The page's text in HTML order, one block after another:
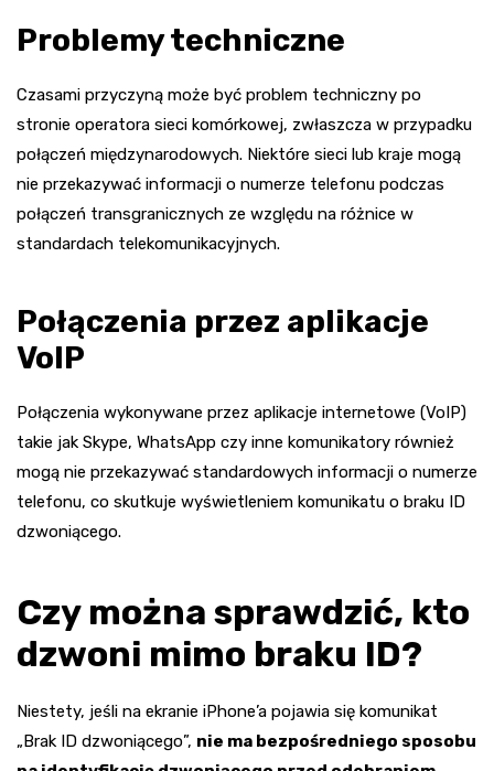
Problemy techniczne
Czasami przyczyną może być problem techniczny po
stronie operatora sieci komórkowej, zwłaszcza w przypadku
połączeń międzynarodowych. Niektóre sieci lub kraje mogą
nie przekazywać informacji o numerze telefonu podczas
połączeń transgranicznych ze względu na różnice w
standardach telekomunikacyjnych.
Połączenia przez aplikacje
VoIP
Połączenia wykonywane przez aplikacje internetowe (VoIP)
takie jak Skype, WhatsApp czy inne komunikatory również
mogą nie przekazywać standardowych informacji o numerze
telefonu, co skutkuje wyświetleniem komunikatu o braku ID
dzwoniącego.
Czy można sprawdzić, kto
dzwoni mimo braku ID?
Niestety, jeśli na ekranie iPhone’a pojawia się komunikat
„Brak ID dzwoniącego”, nie ma bezpośredniego sposobu